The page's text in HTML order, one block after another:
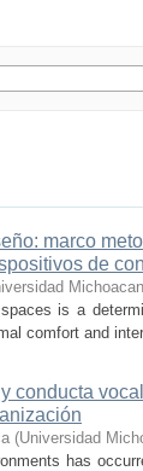
marco
de
is a
comfort and
conducta
(Universidad
has